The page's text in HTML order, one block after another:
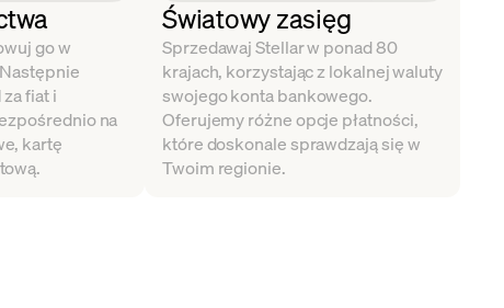
go w
fiat i
na
kartę
Światowy zasięg
Sprzedawaj Stellar w ponad 80
krajach, korzystając z lokalnej waluty
swojego konta bankowego.
Oferujemy różne opcje płatności,
które doskonale sprawdzają się w
Twoim regionie.